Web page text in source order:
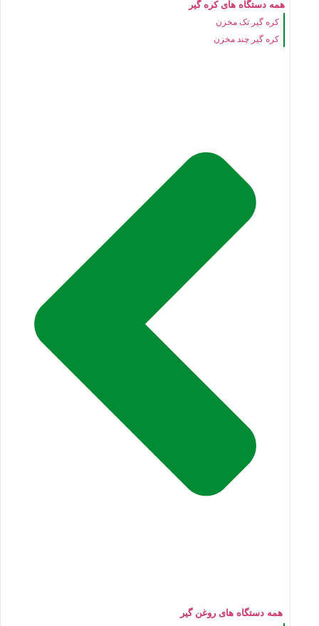
همه دستگاه های کره گیر
کره گیر تک مخزن
کره گیر چند مخزن
همه دستگاه های روغن گیر